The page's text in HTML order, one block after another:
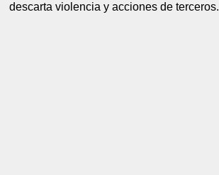
descarta violencia y acciones de terceros.